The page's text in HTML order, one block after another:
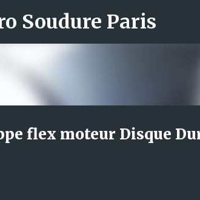
Soudure Paris
flex moteur Disque